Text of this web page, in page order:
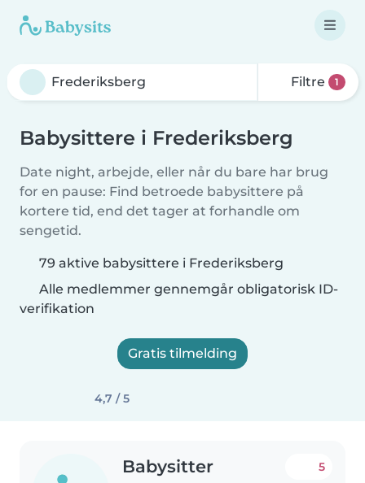
Filtre 1
Babysittere i Frederiksberg
Date night, arbejde, eller når du bare har brug
for en pause: Find betroede babysittere på
kortere tid, end det tager at forhandle om
sengetid.
79 aktive babysittere i Frederiksberg
Alle medlemmer gennemgår obligatorisk ID-
verifikation
Gratis tilmelding
4,7 / 5
Babysitter 5